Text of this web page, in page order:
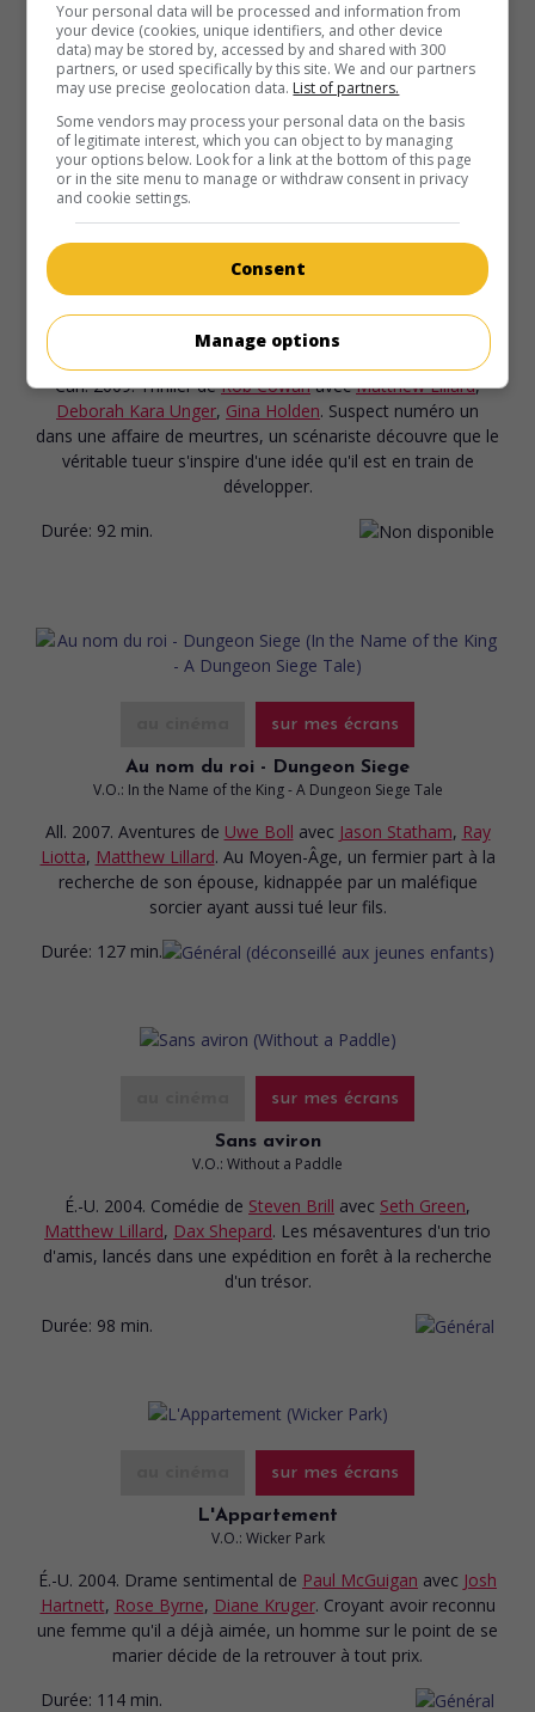
É.-U. 2011. Comédie dramatiquede Alexander Payne avec
George Clooney,Shailene Woodley,Amara Miller. Alors que
son épouse est plongée dans un coma irréversible, un
avocat de Hawaï apprend qu'elle avait une liaison.
Durée: 115 min.
sur mes écrans
La Mort au bout du fil
V.O.: Messages Deleted
Can. 2009. Thrillerde Rob Cowan avec Matthew Lillard,
Deborah Kara Unger, Gina Holden. Suspect numéro un
dans une affaire de meurtres, un scénariste découvre que le
véritable tueur s'inspire d'une idée qu'il est en train de
développer.
Durée: 92 min.
sur mes écrans
Au nom du roi - Dungeon Siege
V.O.: In the Name of the King - A Dungeon Siege Tale
All. 2007. Aventures de Uwe Boll avec Jason Statham, Ray
Liotta, Matthew Lillard. Au Moyen-Âge, un fermier part à la
recherche de son épouse, kidnappée par un maléfique
sorcier ayant aussi tué leur fils.
Durée: 127 min.
sur mes écrans
Sans aviron
V.O.: Without a Paddle
É.-U. 2004. Comédie de Steven Brill avec Seth Green,
Matthew Lillard, Dax Shepard. Les mésaventures d'un trio
d'amis, lancés dans une expédition en forêt à la recherche
d'un trésor.
Durée: 98 min.
sur mes écrans
L'Appartement
V.O.: Wicker Park
É.-U. 2004. Drame sentimental de Paul McGuigan avec Josh
Hartnett, Rose Byrne, Diane Kruger. Croyant avoir reconnu
une femme qu'il a déjà aimée, un homme sur le point de se
marier décide de la retrouver à tout prix.
Durée: 114 min.
Your personal data will be processed and information from
your device (cookies, unique identifiers, and other device
data) may be stored by, accessed by and shared with 300
partners, or used specifically by this site. We and our partners
may use precise geolocation data. List of partners.
Some vendors may process your personal data on the basis
of legitimate interest, which you can object to by managing
your options below. Look for a link at the bottom of this page
or in the site menu to manage or withdraw consent in privacy
and cookie settings.
Consent
Manage options